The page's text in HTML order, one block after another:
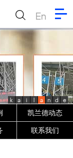
En
k a i l a n d e
凯兰德动态
联系我们